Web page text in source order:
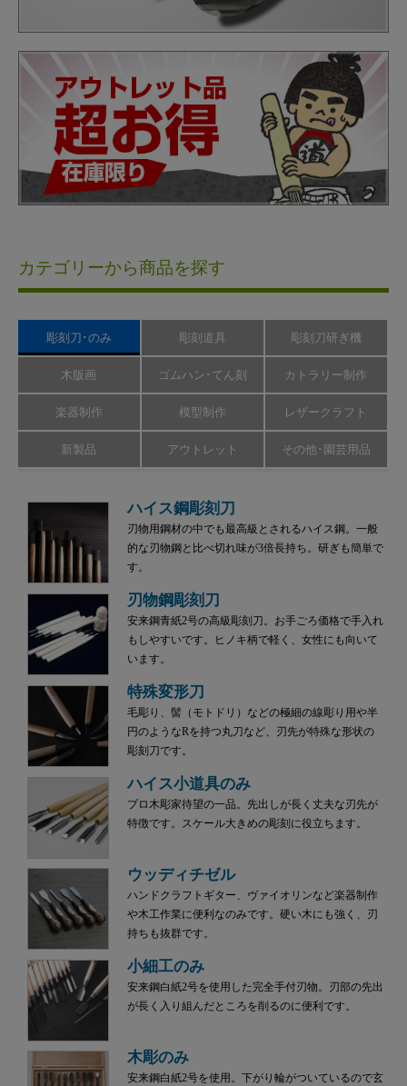
カテゴリーから商品を探す
彫刻刀･のみ 彫刻道具 彫刻刀研ぎ機
木版画 ゴムハン･てん刻 カトラリー制作
楽器制作 模型制作 レザークラフト
新製品 アウトレット その他･園芸用品
ハイス鋼彫刻刀
刃物用鋼材の中でも最高級とされるハイス鋼。一般
的な刃物鋼と比べ切れ味が3倍長持ち。研ぎも簡単で
す。
刃物鋼彫刻刀
安来鋼青紙2号の高級彫刻刀。お手ごろ価格で手入れ
もしやすいです。ヒノキ柄で軽く、女性にも向いて
います。
特殊変形刀
毛彫り、髻（モトドリ）などの極細の線彫り用や半
円のようなRを持つ丸刀など、刃先が特殊な形状の
彫刻刀です。
ハイス小道具のみ
プロ木彫家待望の一品。先出しが長く丈夫な刃先が
特徴です。スケール大きめの彫刻に役立ちます。
ウッディチゼル
ハンドクラフトギター、ヴァイオリンなど楽器制作
や木工作業に便利なのみです。硬い木にも強く、刃
持ちも抜群です。
小細工のみ
安来鋼白紙2号を使用した完全手付刃物。刃部の先出
が長く入り組んだところを削るのに便利です。
木彫のみ
安来鋼白紙2号を使用。下がり輪がついているので玄